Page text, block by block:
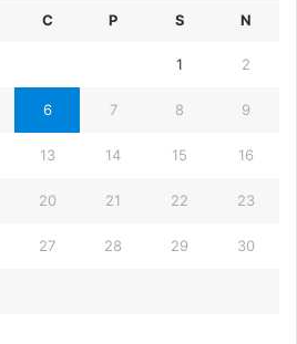
C P S N
1 2
6 7 8 9
13 14 15 16
20 21 22 23
27 28 29 30